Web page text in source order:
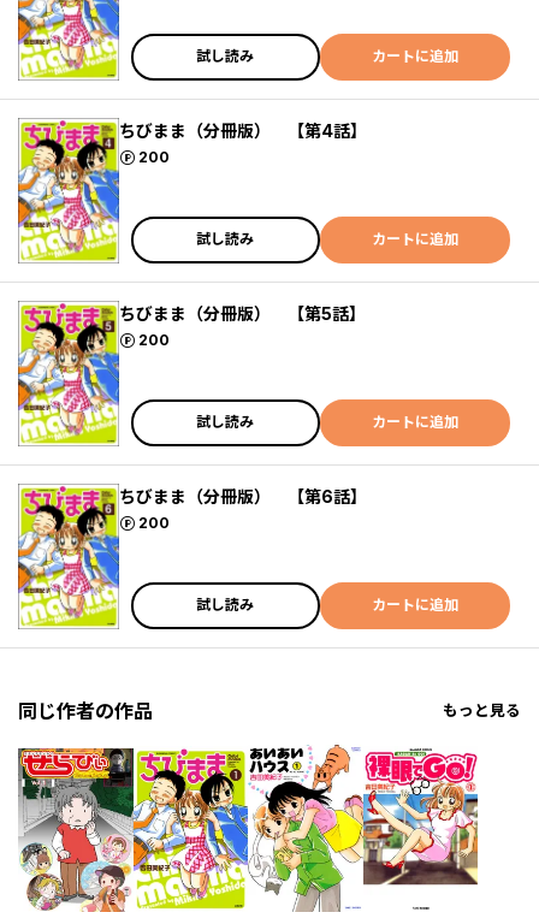
試し読み カートに追加
ちびまま（分冊版） 【第4話】
200
ポイント
試し読み カートに追加
ちびまま（分冊版） 【第5話】
200
ポイント
試し読み カートに追加
ちびまま（分冊版） 【第6話】
200
ポイント
試し読み カートに追加
同じ作者の作品 もっと見る